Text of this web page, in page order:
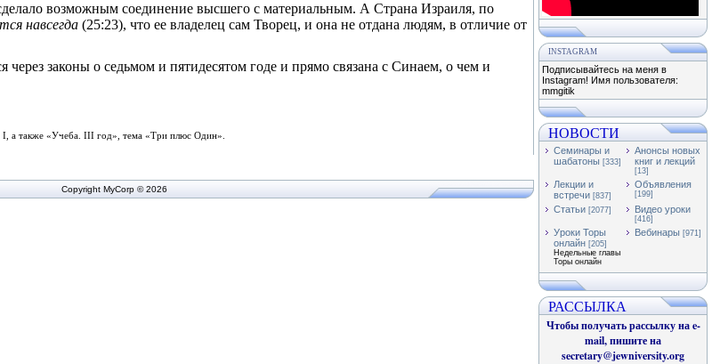
возможным соединение высшего с материальным. А Страна Израиля, по
навсегда (25:23), что ее владелец сам Творец, и она не отдана людям, в отличие от
через законы о седьмом и пятидесятом годе и прямо связана с Синаем, о чем и
I , а также «Учеба. III год», тема «Три плюс Один».
Copyright MyCorp © 2026
INSTAGRAM
Подписывайтесь на меня в
Instagram! Имя пользователя:
mmgitik
НОВОСТИ
Семинары и
шабатоны [333]
Анонсы новых
книг и лекций
[13]
Лекции и
встречи [837]
Объявления
[199]
Статьи [2077] Видео уроки
[416]
Уроки Торы
онлайн [205]
Недельные главы
Торы онлайн
Вебинары [971]
РАССЫЛКА
Чтобы получать рассылку на e-
mail, пишите на
secretary@jewniversity.org